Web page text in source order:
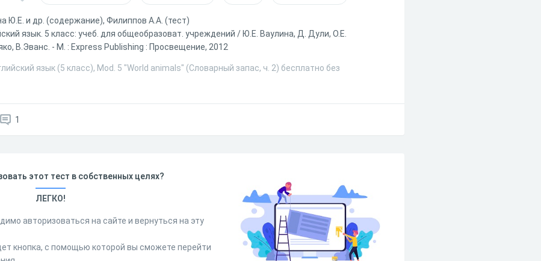
Ю.Е. и др. (содержание), Филиппов А.А. (тест)
язык. 5 класс: учеб. для общеобразоват. учреждений / Ю.Е. Ваулина, Д. Дули, О.Е.
В.Эванс. - М. : Express Publishing : Просвещение, 2012
язык (5 класс), Mod. 5 "World animals" (Словарный запас, ч. 2) бесплатно без
1
этот тест в собственных целях?
ЛЕГКО!
авторизоваться на сайте и вернуться на эту
кнопка, с помощью которой вы сможете перейти